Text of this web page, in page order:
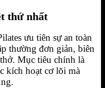
thứ nhất
ưu tiên sự an toàn
thường đơn giản, biên
Mục tiêu chính là
kích hoạt cơ lõi mà